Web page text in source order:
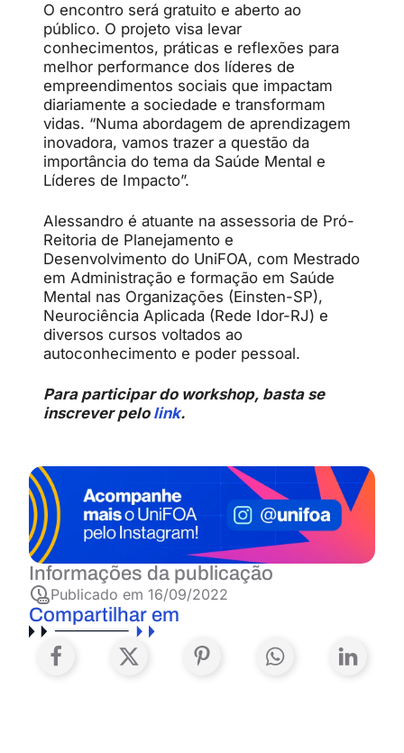
O encontro será gratuito e aberto ao
público. O projeto visa levar
conhecimentos, práticas e reflexões para
melhor performance dos líderes de
empreendimentos sociais que impactam
diariamente a sociedade e transformam
vidas. “Numa abordagem de aprendizagem
inovadora, vamos trazer a questão da
importância do tema da Saúde Mental e
Líderes de Impacto”.
Alessandro é atuante na assessoria de Pró-
Reitoria de Planejamento e
Desenvolvimento do UniFOA, com Mestrado
em Administração e formação em Saúde
Mental nas Organizações (Einsten-SP),
Neurociência Aplicada (Rede Idor-RJ) e
diversos cursos voltados ao
autoconhecimento e poder pessoal.
Para participar do workshop, basta se
inscrever pelo link.
Informações da publicação
Publicado em 16/09/2022
Compartilhar em